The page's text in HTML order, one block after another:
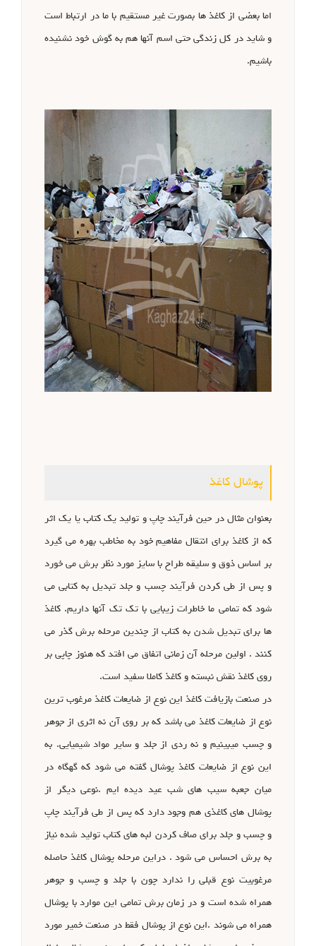
اما بعضی از کاغذ ها بصورت غیر مستقیم با ما در ارتباط است
و شاید در کل زندگی حتی اسم آنها هم به گوش خود نشنیده
باشیم.
پوشال کاغذ
بعنوان مثال در حین فرآیند چاپ و تولید یک کتاب یا یک اثر
که از کاغذ برای انتقال مفاهیم خود به مخاطب بهره می گیرد
بر اساس ذوق و سلیقه طراح با سایز مورد نظر برش می خورد
و پس از طی کردن فرآیند چسب و جلد تبدیل به کتابی می
شود که تمامی ما خاطرات زیبایی با تک تک آنها داریم. کاغذ
ها برای تبدیل شدن به کتاب از چندین مرحله برش گذر می
کنند . اولین مرحله آن زمانی اتفاق می افتد که هنوز چاپی بر
روی کاغذ نقش نبسته و کاغذ کاملا سفید است.
در صنعت بازیافت کاغذ این نوع از ضایعات کاغذ مرغوب ترین
نوع از ضایعات کاغذ می باشد که بر روی آن نه اثری از جوهر
و چسب میبینیم و نه ردی از جلد و سایر مواد شیمیایی. به
این نوع از ضایعات کاغذ پوشال گفته می شود که گهگاه در
میان جعبه سیب های شب عید دیده ایم .نوعی دیگر از
پوشال های کاغذی هم وجود دارد که پس از طی فرآیند چاپ
و چسب و جلد برای صاف کردن لبه های کتاب تولید شده نیاز
به برش احساس می شود . دراین مرحله پوشال کاغذ حاصله
مرغوبیت نوع قبلی را ندارد چون با جلد و چسب و جوهر
همراه شده است و در زمان برش تمامی این موارد با پوشال
همراه می شوند .این نوع از پوشال فقط در صنعت خمیر مورد